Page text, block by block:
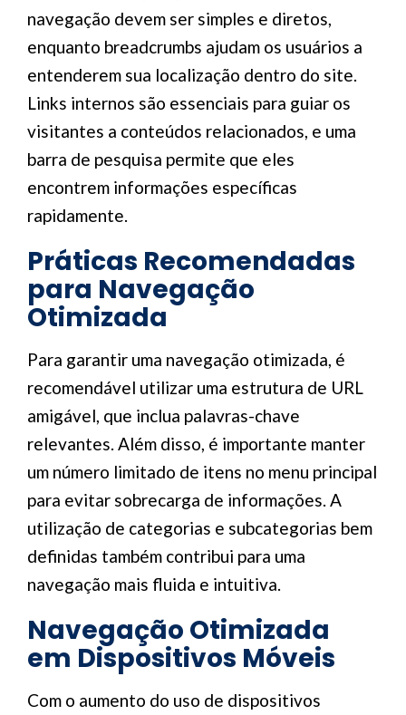
navegação devem ser simples e diretos,
enquanto breadcrumbs ajudam os usuários a
entenderem sua localização dentro do site.
Links internos são essenciais para guiar os
visitantes a conteúdos relacionados, e uma
barra de pesquisa permite que eles
encontrem informações específicas
rapidamente.
Práticas Recomendadas
para Navegação
Otimizada
Para garantir uma navegação otimizada, é
recomendável utilizar uma estrutura de URL
amigável, que inclua palavras-chave
relevantes. Além disso, é importante manter
um número limitado de itens no menu principal
para evitar sobrecarga de informações. A
utilização de categorias e subcategorias bem
definidas também contribui para uma
navegação mais fluida e intuitiva.
Navegação Otimizada
em Dispositivos Móveis
Com o aumento do uso de dispositivos